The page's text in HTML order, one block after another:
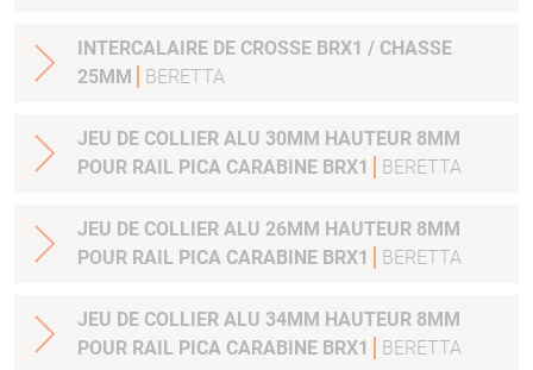
INTERCALAIRE DE CROSSE BRX1 / CHASSE
25MM
BERETTA
JEU DE COLLIER ALU 30MM HAUTEUR 8MM
POUR RAIL PICA CARABINE BRX1
BERETTA
JEU DE COLLIER ALU 26MM HAUTEUR 8MM
POUR RAIL PICA CARABINE BRX1
BERETTA
JEU DE COLLIER ALU 34MM HAUTEUR 8MM
POUR RAIL PICA CARABINE BRX1
BERETTA